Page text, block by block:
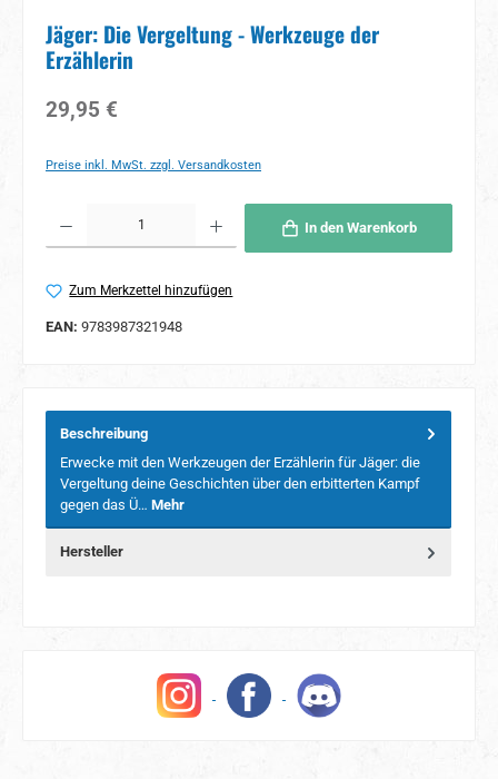
Jäger: Die Vergeltung - Werkzeuge der
Erzählerin
Regulärer Preis:
29,95 €
Preise inkl. MwSt. zzgl. Versandkosten
In den Warenkorb
Zum Merkzettel hinzufügen
EAN: 9783987321948
Beschreibung
Erwecke mit den Werkzeugen der Erzählerin für Jäger: die
Vergeltung deine Geschichten über den erbitterten Kampf
gegen das Ü… Mehr
Hersteller